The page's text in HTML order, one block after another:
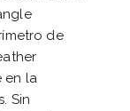
de
en la
Sin